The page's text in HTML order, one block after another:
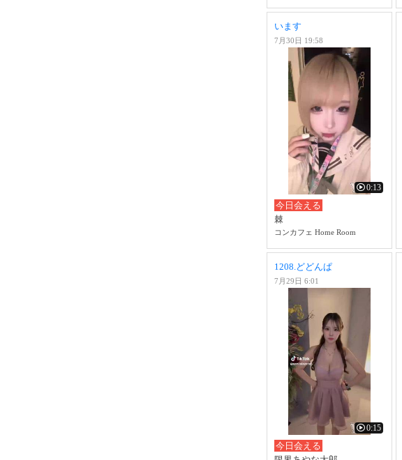
います
7月30日 19:58
0:13
今日会える
棘
コンカフェ Home Room
1208.どどんぱ
7月29日 6:01
0:15
今日会える